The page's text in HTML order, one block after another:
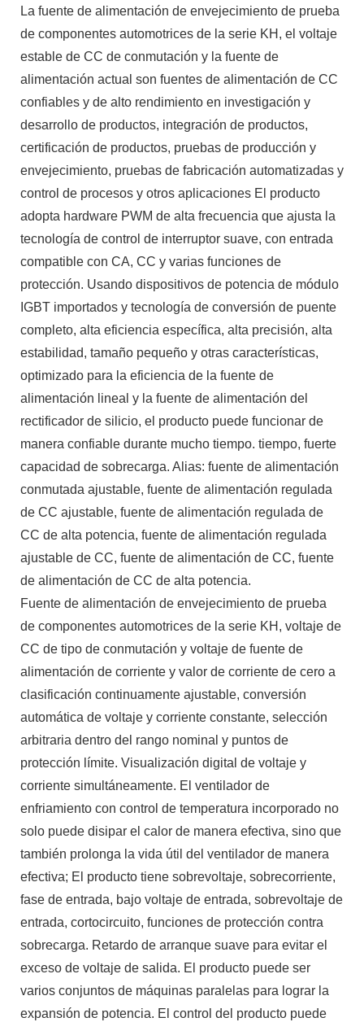
La fuente de alimentación de envejecimiento de prueba
de componentes automotrices de la serie KH, el voltaje
estable de CC de conmutación y la fuente de
alimentación actual son fuentes de alimentación de CC
confiables y de alto rendimiento en investigación y
desarrollo de productos, integración de productos,
certificación de productos, pruebas de producción y
envejecimiento, pruebas de fabricación automatizadas y
control de procesos y otros aplicaciones El producto
adopta hardware PWM de alta frecuencia que ajusta la
tecnología de control de interruptor suave, con entrada
compatible con CA, CC y varias funciones de
protección. Usando dispositivos de potencia de módulo
IGBT importados y tecnología de conversión de puente
completo, alta eficiencia específica, alta precisión, alta
estabilidad, tamaño pequeño y otras características,
optimizado para la eficiencia de la fuente de
alimentación lineal y la fuente de alimentación del
rectificador de silicio, el producto puede funcionar de
manera confiable durante mucho tiempo. tiempo, fuerte
capacidad de sobrecarga. Alias: fuente de alimentación
conmutada ajustable, fuente de alimentación regulada
de CC ajustable, fuente de alimentación regulada de
CC de alta potencia, fuente de alimentación regulada
ajustable de CC, fuente de alimentación de CC, fuente
de alimentación de CC de alta potencia.
Fuente de alimentación de envejecimiento de prueba
de componentes automotrices de la serie KH, voltaje de
CC de tipo de conmutación y voltaje de fuente de
alimentación de corriente y valor de corriente de cero a
clasificación continuamente ajustable, conversión
automática de voltaje y corriente constante, selección
arbitraria dentro del rango nominal y puntos de
protección límite. Visualización digital de voltaje y
corriente simultáneamente. El ventilador de
enfriamiento con control de temperatura incorporado no
solo puede disipar el calor de manera efectiva, sino que
también prolonga la vida útil del ventilador de manera
efectiva; El producto tiene sobrevoltaje, sobrecorriente,
fase de entrada, bajo voltaje de entrada, sobrevoltaje de
entrada, cortocircuito, funciones de protección contra
sobrecarga. Retardo de arranque suave para evitar el
exceso de voltaje de salida. El producto puede ser
varios conjuntos de máquinas paralelas para lograr la
expansión de potencia. El control del producto puede